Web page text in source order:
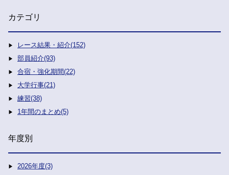
カテゴリ
レース結果・紹介(152)
部員紹介(93)
合宿・強化期間(22)
大学行事(21)
練習(38)
1年間のまとめ(5)
年度別
2026年度(3)